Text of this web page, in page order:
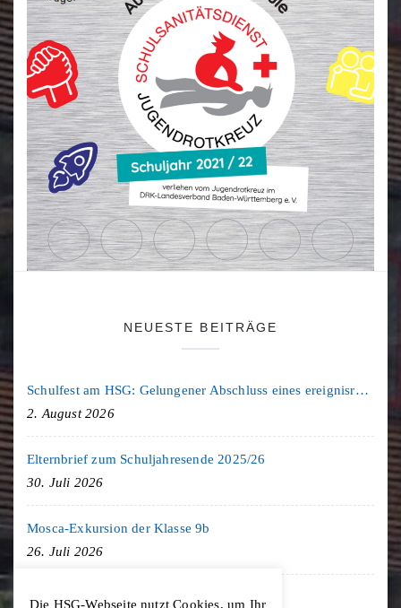
NEUESTE BEITRÄGE
Schulfest am HSG: Gelungener Abschluss eines ereignisreichen Schuljahres
2. August 2026
Elternbrief zum Schuljahresende 2025/26
30. Juli 2026
Mosca-Exkursion der Klasse 9b
26. Juli 2026
Freiburg-Exkursion des Geschichte LK
Die HSG-Webseite nutzt Cookies, um Ihr